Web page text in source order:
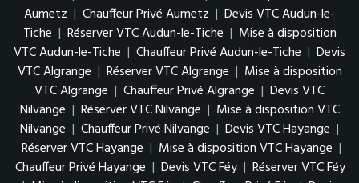
Aumetz | Chauffeur Privé Aumetz | Devis VTC Audun-le-
Tiche | Réserver VTC Audun-le-Tiche | Mise à disposition
VTC Audun-le-Tiche | Chauffeur Privé Audun-le-Tiche | Devis
VTC Algrange | Réserver VTC Algrange | Mise à disposition
VTC Algrange | Chauffeur Privé Algrange | Devis VTC
Nilvange | Réserver VTC Nilvange | Mise à disposition VTC
Nilvange | Chauffeur Privé Nilvange | Devis VTC Hayange |
Réserver VTC Hayange | Mise à disposition VTC Hayange |
Chauffeur Privé Hayange | Devis VTC Féy | Réserver VTC Féy